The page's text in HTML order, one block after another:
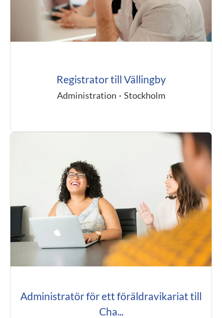
Registrator till Vällingby
Administration · Stockholm
Administratör för ett föräldravikariat till
Cha...